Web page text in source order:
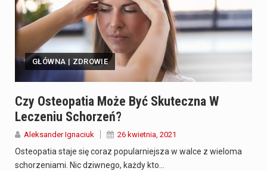
GŁÓWNA | ZDROWIE
Czy Osteopatia Może Być Skuteczna W
Leczeniu Schorzeń?
Aleksander Ignaciuk 26 kwietnia, 2021
Osteopatia staje się coraz popularniejsza w walce z wieloma
schorzeniami. Nic dziwnego, każdy kto…